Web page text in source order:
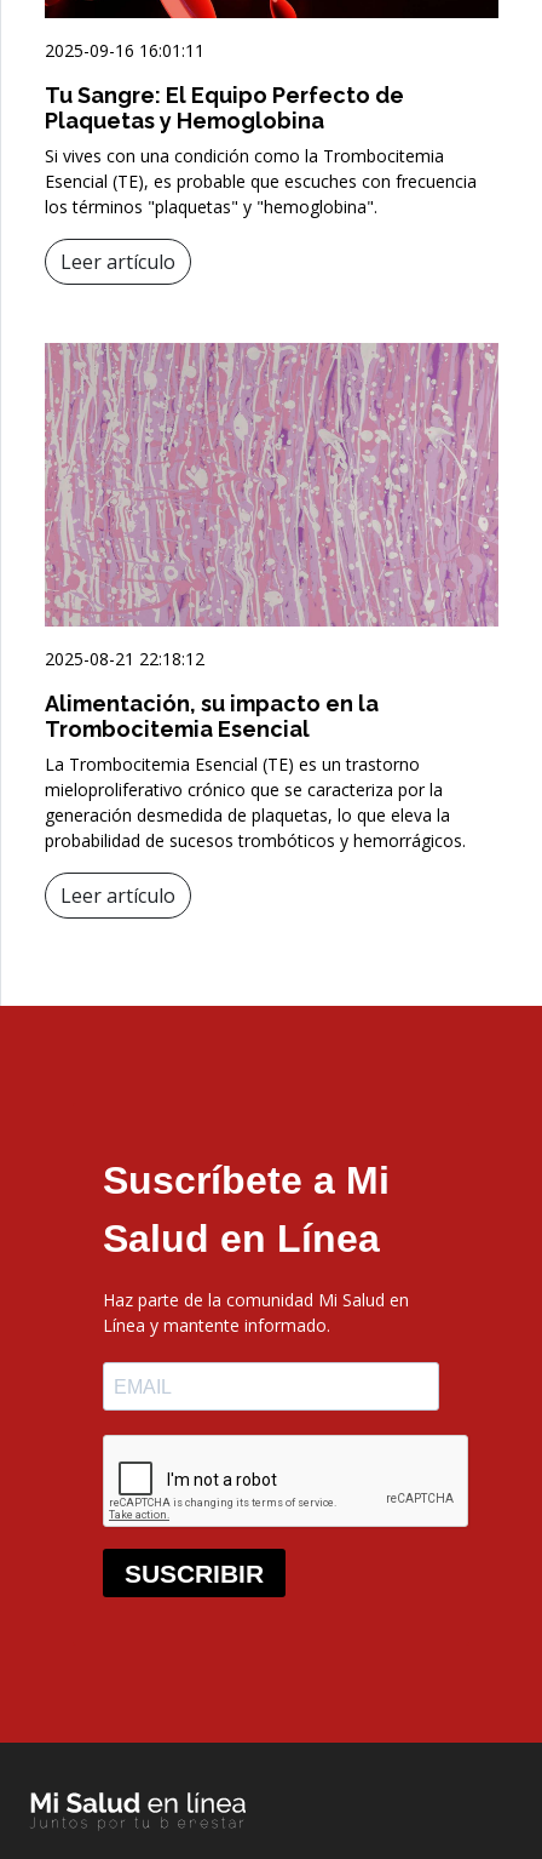
2025-09-16 16:01:11
Tu Sangre: El Equipo Perfecto de
Plaquetas y Hemoglobina
Si vives con una condición como la Trombocitemia
Esencial (TE), es probable que escuches con frecuencia
los términos "plaquetas" y "hemoglobina".
Leer artículo
2025-08-21 22:18:12
Alimentación, su impacto en la
Trombocitemia Esencial
La Trombocitemia Esencial (TE) es un trastorno
mieloproliferativo crónico que se caracteriza por la
generación desmedida de plaquetas, lo que eleva la
probabilidad de sucesos trombóticos y hemorrágicos.
Leer artículo
Suscríbete a Mi
Salud en Línea
Haz parte de la comunidad Mi Salud en
Línea y mantente informado.
SUSCRIBIR